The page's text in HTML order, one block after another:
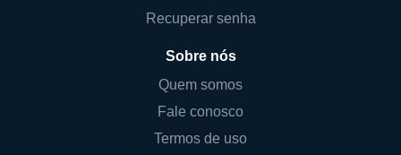
Recuperar senha
Sobre nós
Quem somos
Fale conosco
Termos de uso